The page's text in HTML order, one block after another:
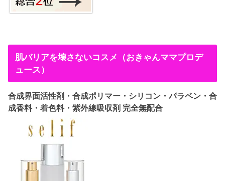
肌バリアを壊さないコスメ（おきゃんママプロデ
ュース）
合成界面活性剤・合成ポリマー・シリコン・パラベン・合
成香料・着色料・紫外線吸収剤 完全無配合